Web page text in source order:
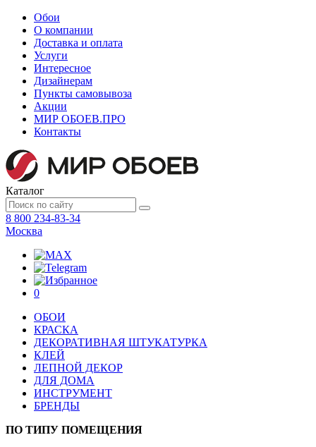
Обои
О компании
Доставка и оплата
Услуги
Интересное
Дизайнерам
Пункты самовывоза
Акции
МИР ОБОЕВ.ПРО
Контакты
Каталог
8 800 234-83-34
Москва
0
ОБОИ
КРАСКА
ДЕКОРАТИВНАЯ ШТУКАТУРКА
КЛЕЙ
ЛЕПНОЙ ДЕКОР
ДЛЯ ДОМА
ИНСТРУМЕНТ
БРЕНДЫ
ПО ТИПУ ПОМЕЩЕНИЯ